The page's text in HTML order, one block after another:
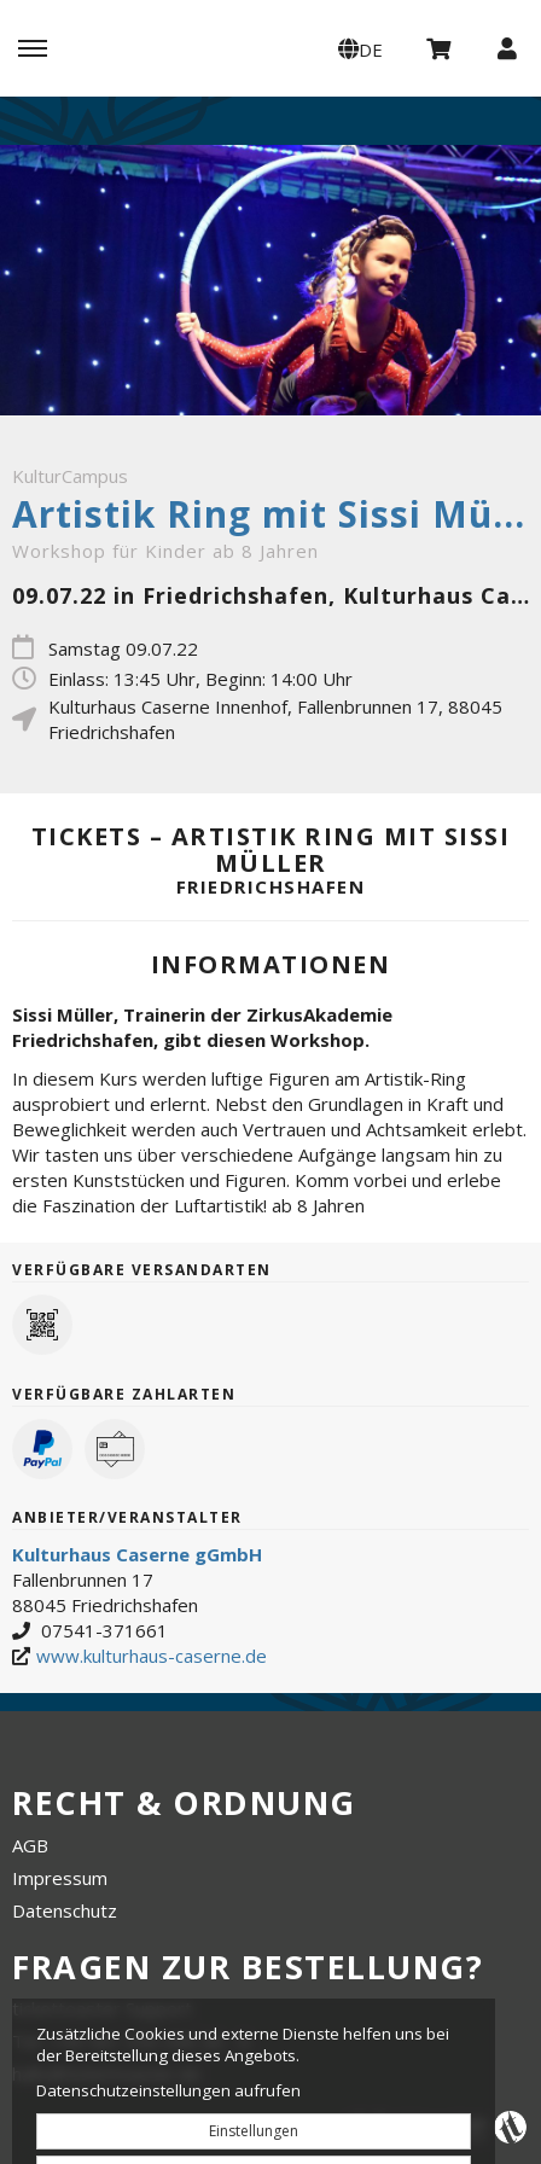
DE
KulturCampus
Artistik Ring mit Sissi Müller
Workshop für Kinder ab 8 Jahren
09.07.22 in Friedrichshafen, Kulturhaus Caserne Innenhof
Samstag 09.07.22
Einlass: 13:45 Uhr, Beginn: 14:00 Uhr
Kulturhaus Caserne Innenhof, Fallenbrunnen 17, 88045
Friedrichshafen
TICKETS – ARTISTIK RING MIT SISSI
MÜLLER
FRIEDRICHSHAFEN
INFORMATIONEN
Sissi Müller, Trainerin der ZirkusAkademie
Friedrichshafen, gibt diesen Workshop.
In diesem Kurs werden luftige Figuren am Artistik-Ring
ausprobiert und erlernt. Nebst den Grundlagen in Kraft und
Beweglichkeit werden auch Vertrauen und Achtsamkeit erlebt.
Wir tasten uns über verschiedene Aufgänge langsam hin zu
ersten Kunststücken und Figuren. Komm vorbei und erlebe
die Faszination der Luftartistik! ab 8 Jahren
VERFÜGBARE VERSANDARTEN
VERFÜGBARE ZAHLARTEN
ANBIETER/VERANSTALTER
Kulturhaus Caserne gGmbH
Fallenbrunnen 17
88045 Friedrichshafen
07541-371661
www.kulturhaus-caserne.de
RECHT & ORDNUNG
AGB
Impressum
Datenschutz
FRAGEN ZUR BESTELLUNG?
Tel.: +49 561 350 296 28 - 0
Zusätzliche Cookies und externe Dienste helfen uns bei
der Bereitstellung dieses Angebots.
Datenschutzeinstellungen aufrufen
Einstellungen